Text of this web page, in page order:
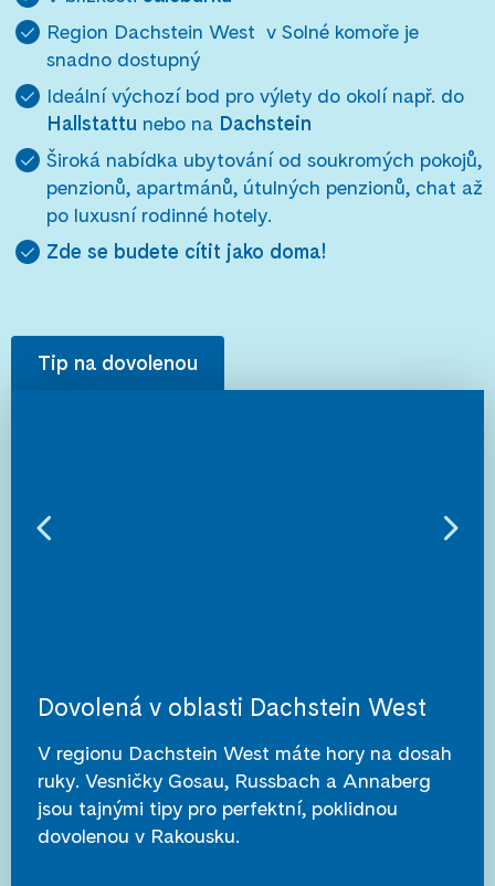
Region Dachstein West v Solné komoře je
snadno dostupný
Ideální výchozí bod pro výlety do okolí např. do
Hallstattu nebo na Dachstein
Široká nabídka ubytování od soukromých pokojů,
penzionů, apartmánů, útulných penzionů, chat až
po luxusní rodinné hotely.
Zde se budete cítit jako doma!
Tip na dovolenou
Dovolená v oblasti Dachstein West
V regionu Dachstein West máte hory na dosah
ruky. Vesničky Gosau, Russbach a Annaberg
jsou tajnými tipy pro perfektní, poklidnou
dovolenou v Rakousku.